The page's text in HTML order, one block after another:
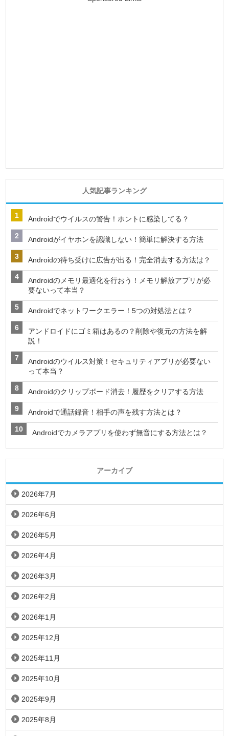
人気記事ランキング
Androidでウイルスの警告！ホントに感染してる？
Androidがイヤホンを認識しない！簡単に解決する方法
Androidの待ち受けに広告が出る！完全消去する方法は？
Androidのメモリ最適化を行おう！メモリ解放アプリが必
要ないって本当？
Androidでネットワークエラー！5つの対処法とは？
アンドロイドにゴミ箱はあるの？削除や復元の方法を解
説！
Androidのウイルス対策！セキュリティアプリが必要ない
って本当？
Androidのクリップボード消去！履歴をクリアする方法
Androidで通話録音！相手の声を残す方法とは？
Androidでカメラアプリを使わず無音にする方法とは？
アーカイブ
2026年7月
2026年6月
2026年5月
2026年4月
2026年3月
2026年2月
2026年1月
2025年12月
2025年11月
2025年10月
2025年9月
2025年8月